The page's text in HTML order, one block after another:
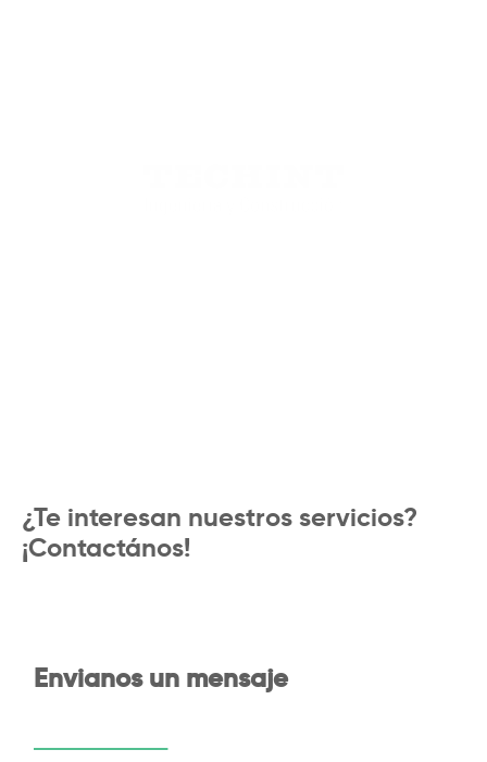
¿Te interesan nuestros servicios?
¡Contactános!
Envianos un mensaje